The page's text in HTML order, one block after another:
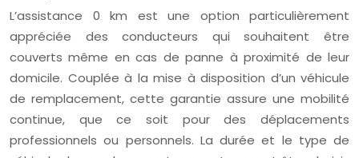
L’assistance 0 km est une option particulièrement
appréciée des conducteurs qui souhaitent être
couverts même en cas de panne à proximité de leur
domicile. Couplée à la mise à disposition d’un véhicule
de remplacement, cette garantie assure une mobilité
continue, que ce soit pour des déplacements
professionnels ou personnels. La durée et le type de